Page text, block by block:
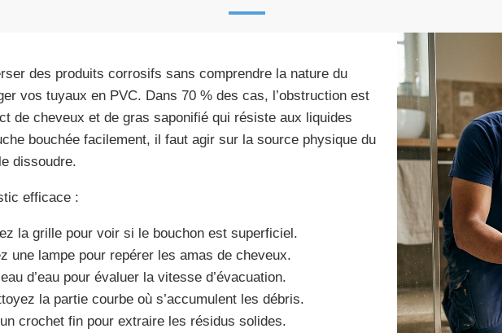
des produits corrosifs sans comprendre la nature du
vos tuyaux en PVC. Dans 70 % des cas, l’obstruction est
de cheveux et de gras saponifié qui résiste aux liquides
bouchée facilement, il faut agir sur la source physique du
dissoudre.
efficace :
la grille pour voir si le bouchon est superficiel.
une lampe pour repérer les amas de cheveux.
d’eau pour évaluer la vitesse d’évacuation.
la partie courbe où s’accumulent les débris.
crochet fin pour extraire les résidus solides.